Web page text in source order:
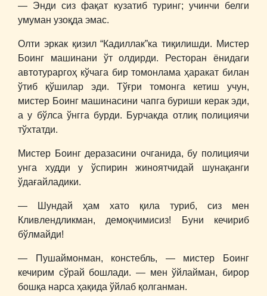
― Энди сиз фақат кузатиб туринг; учинчи белги
умуман узоқда эмас.
Олти эркак қизил “Кадиллак”ка тиқилишди. Мистер
Боинг машинани ўт олдирди. Ресторан ёнидаги
автотураргоҳ кўчага бир томонлама ҳаракат билан
ўтиб қўшилар эди. Тўғри томонга кетиш учун,
мистер Боинг машинасини чапга буриши керак эди,
а у бўлса ўнгга бурди. Бурчакда отлиқ полициячи
тўхтатди.
Мистер Боинг деразасини очганида, бу полициячи
унга худди у ўспирин жиноятчидай шунақанги
ўдағайладики.
― Шундай ҳам хато қила туриб, сиз мен
Кливлендликман, демоқчимисиз! Буни кечириб
бўлмайди!
― Пушаймонман, констебль, ― мистер Боинг
кечирим сўрай бошлади. ― мен ўйлайман, бирор
бошқа нарса ҳақида ўйлаб қолганман.